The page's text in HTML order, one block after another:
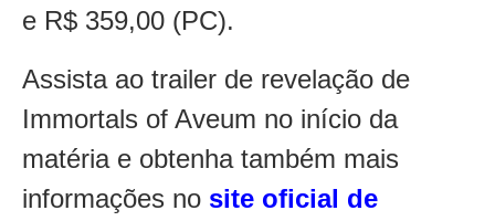
e R$ 359,00 (PC).
Assista ao trailer de revelação de
Immortals of Aveum no início da
matéria e obtenha também mais
informações no site oficial de